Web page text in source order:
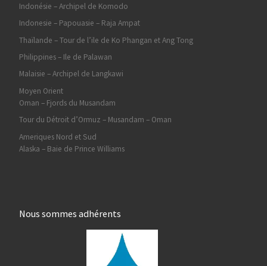
Indonésie – Archipel de Komodo
Indonesie – Papouasie – Raja Ampat
Thaïlande – Tour de l’ile de Ko Phangan et Ang Tong
Philippines – Ile de Palawan
Malaisie – Archipel de Langkawi
Moyen Orient
Oman – Fjords du Musandam
Tour du Détroit d’Ormuz – Musandam – Oman
Ameriques Nord et Sud
Alaska – Baie de Prince Williams
Nous sommes adhérents